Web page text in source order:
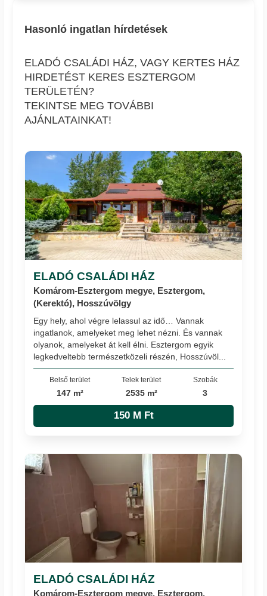
Hasonló ingatlan hírdetések
ELADÓ CSALÁDI HÁZ, VAGY KERTES HÁZ
HIRDETÉST KERES ESZTERGOM
TERÜLETÉN?
TEKINTSE MEG TOVÁBBI
AJÁNLATAINKAT!
ELADÓ CSALÁDI HÁZ
Komárom-Esztergom megye, Esztergom,
(Kerektó), Hosszúvölgy
Egy hely, ahol végre lelassul az idő… Vannak
ingatlanok, amelyeket meg lehet nézni. És vannak
olyanok, amelyeket át kell élni. Esztergom egyik
legkedveltebb természetközeli részén, Hosszúvöl...
Belső terület
147 m²
Telek terület
2535 m²
Szobák
3
150 M Ft
ELADÓ CSALÁDI HÁZ
Komárom-Esztergom megye, Esztergom,